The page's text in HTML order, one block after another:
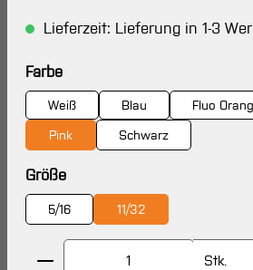
Lieferzeit: Lieferung in 1-3
Farbeauswählen
Weiß Blau Fluo
Pink
Schwarz
Größeauswählen
5/16 11/32
Produkt Anzahl: Gib denStk.